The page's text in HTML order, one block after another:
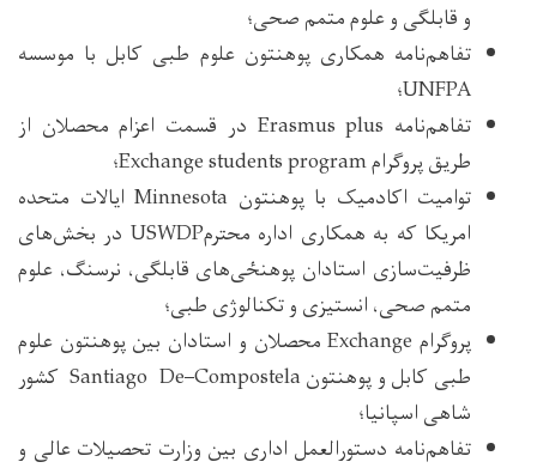
و قابلگی و علوم متمم صحی؛
تفاهم‌نامه همکاری پوهنتون علوم طبی کابل با موسسه
UNFPA؛
تفاهم‌نامه Erasmus plus در قسمت اعزام محصلان از
طریق پروگرام Exchange students program؛
توامیت اکادمیک با پوهنتون Minnesota ایالات متحده
امریکا که به همکاری اداره محترمUSWDP در بخش‌های
ظرفیت‌سازی استادان پوهنځی‌های قابلگی، نرسنگ، علوم
متمم صحی، انستیزی و تکنالوژی طبی؛
پروگرام Exchange محصلان و استادان بین پوهنتون علوم
طبی کابل و پوهنتون Santiago De–Compostela کشور
شاهی اسپانیا؛
تفاهم‌نامه دستورالعمل اداری بین وزارت تحصیلات عالی و